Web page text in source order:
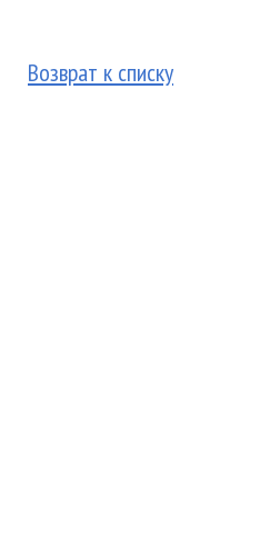
Возврат к списку